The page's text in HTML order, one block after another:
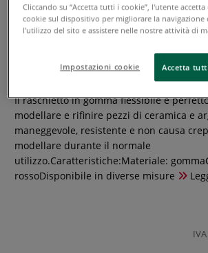
0 recensioni
Il raschietto in gomma flessibile è
modellare e rifinire pezzi di ceramica e
maneggevole, resistente e non causa
modellare durante il normale
utilizzo.Caratteristiche:Materiale:
rossoDisponibile in diverse misure
Cliccando su “Accetta tutti i cookie”, l'utente
cookie sul dispositivo per migliorare la navigazione
l'utilizzo del sito e assistere nelle nostre attività di
Impostazioni cookie Accetta